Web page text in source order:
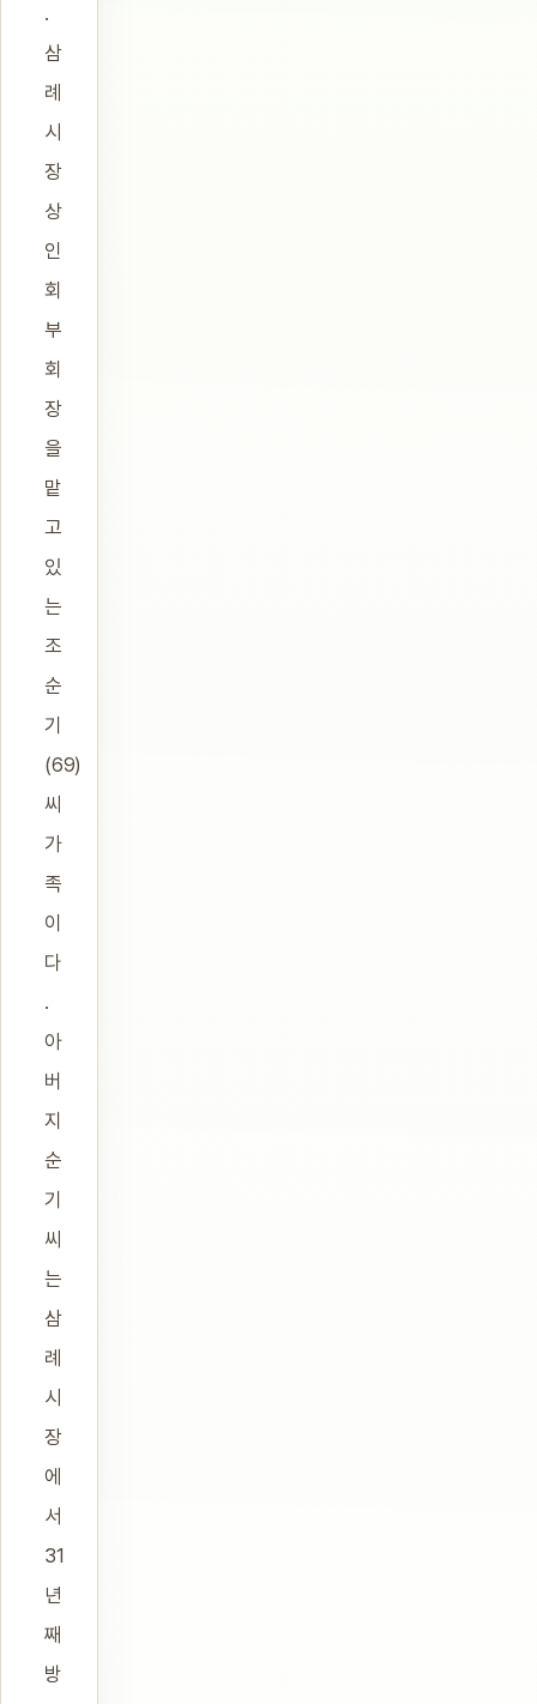
.
삼
례
시
장
상
인
회
부
회
장
을
맡
고
있
는
조
순
기
(69)
씨
가
족
이
다
.
아
버
지
순
기
씨
는
삼
례
시
장
에
서
31
년
째
방